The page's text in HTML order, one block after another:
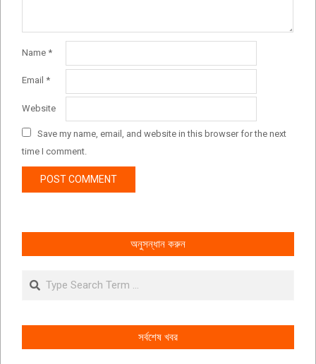
Name *
Email *
Website
Save my name, email, and website in this browser for the next
time I comment.
অনুসন্ধান করুন
Search
সর্বশেষ খবর